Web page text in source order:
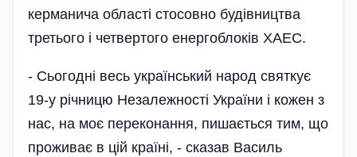
керманича області стосовно будівництва
третього і четвертого енергоблоків ХАЕС.
- Сьогодні весь український народ святкує
19-у річницю Незалежності України і кожен з
нас, на моє переконання, пишається тим, що
проживає в цій країні, - сказав Василь